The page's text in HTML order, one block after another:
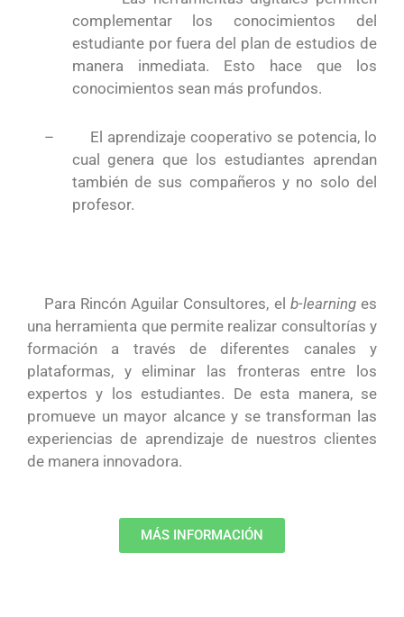
complementar los conocimientos del
estudiante por fuera del plan de estudios de
manera inmediata. Esto hace que los
conocimientos sean más profundos.
–
El aprendizaje cooperativo se potencia, lo
cual genera que los estudiantes aprendan
también de sus compañeros y no solo del
profesor.
Para Rincón Aguilar Consultores, el b-learninges
una herramienta que permite realizar consultorías y
formación a través de diferentes canales y
plataformas, y eliminar las fronteras entre los
expertos y los estudiantes. De esta manera, se
promueve un mayor alcance y se transforman las
experiencias de aprendizaje de nuestros clientes
de manera innovadora.
MÁS INFORMACIÓN